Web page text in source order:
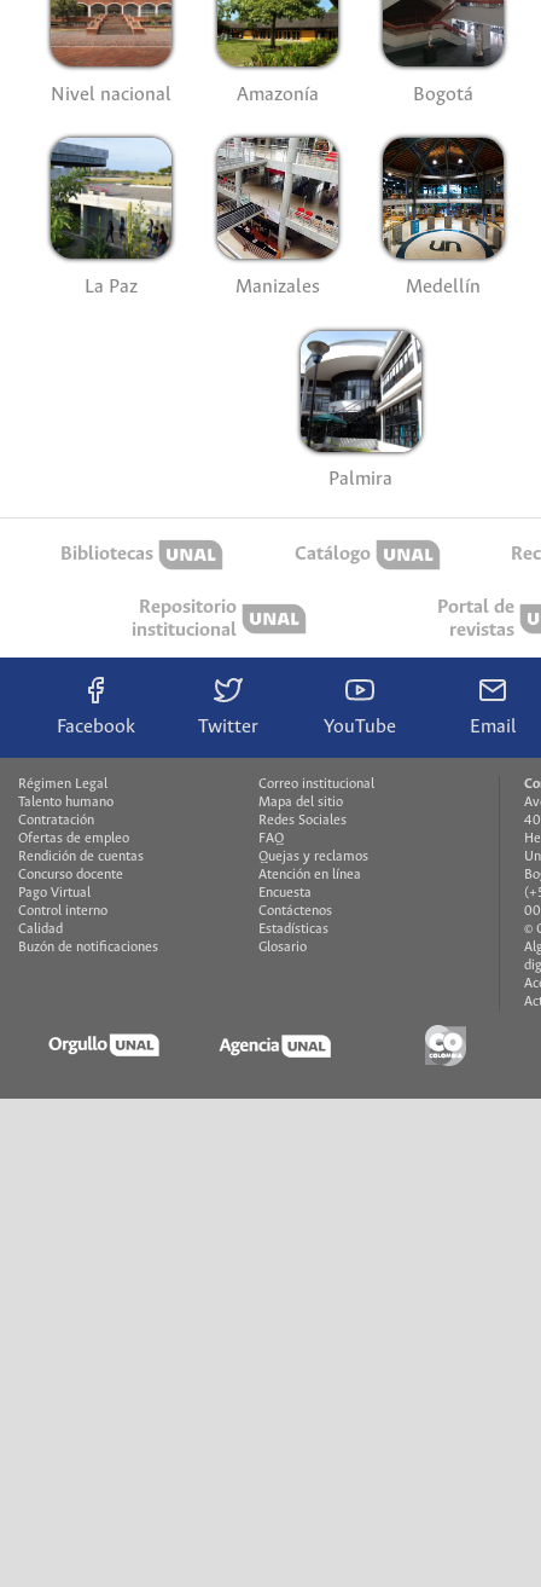
Nivel nacional Amazonía Bogotá
La Paz Manizales Medellín
Palmira
Bibliotecas Catálogo
Repositorio
institucional
Portal de
revistas
Facebook Twitter YouTube Email
Régimen Legal
Talento humano
Contratación
Ofertas de empleo
Rendición de cuentas
Concurso docente
Pago Virtual
Control interno
Calidad
Buzón de notificaciones
Correo institucional
Mapa del sitio
Redes Sociales
FAQ
Quejas y reclamos
Atención en línea
Encuesta
Contáctenos
Estadísticas
Glosario
©